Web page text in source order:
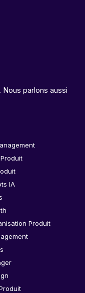
parlons aussi
IA
Produit